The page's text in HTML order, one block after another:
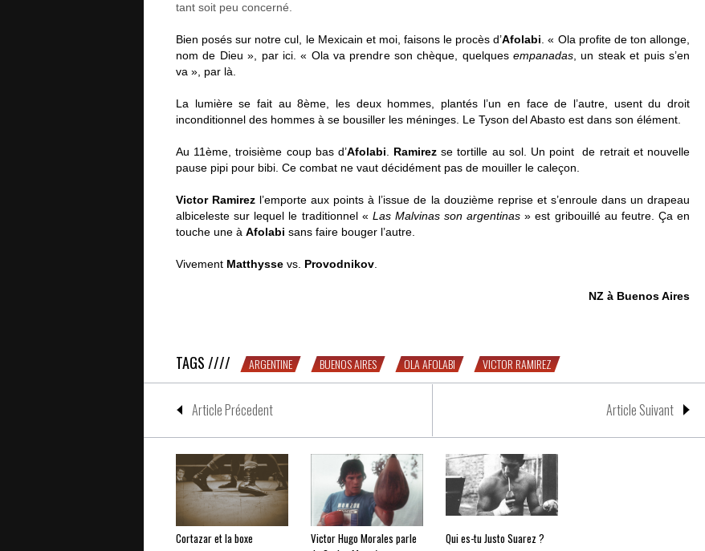
tant soit peu concerné.
Bien posés sur notre cul, le Mexicain et moi, faisons le procès d’Afolabi . « Ola profite de ton allonge,
nom de Dieu », par ici. « Ola va prendre son chèque, quelquesempanadas , un steak et puis s’en
va », par là.
La lumière se fait au 8ème, les deux hommes, plantés l’un en face de l’autre, usent du droit
inconditionnel des hommes à se bousiller les méninges. Le Tyson del Abasto est dans son élément.
Au 11ème, troisième coup bas d’Afolabi Ramirez se tortille au sol. Un point de retrait et nouvelle
pause pipi pour bibi. Ce combat ne vaut décidément pas de mouiller le caleçon.
Victor Ramirez l’emporte aux points à l’issue de la douzième reprise et s’enroule dans un drapeau
albiceleste sur lequel le traditionnel « Las Malvinas son argentinas » est gribouillé au feutre. Ça en
touche une à Afolabi sans faire bouger l’autre.
Vivement Matthysse vs. Provodnikov
NZ à Buenos Aires
TAGS //// ARGENTINE BUENOS AIRES OLA AFOLABI VICTOR RAMIREZ
Article Précedent Article Suivant
Cortazar et la boxe
Victor Hugo Morales parle
Qui es-tu Justo Suarez ?